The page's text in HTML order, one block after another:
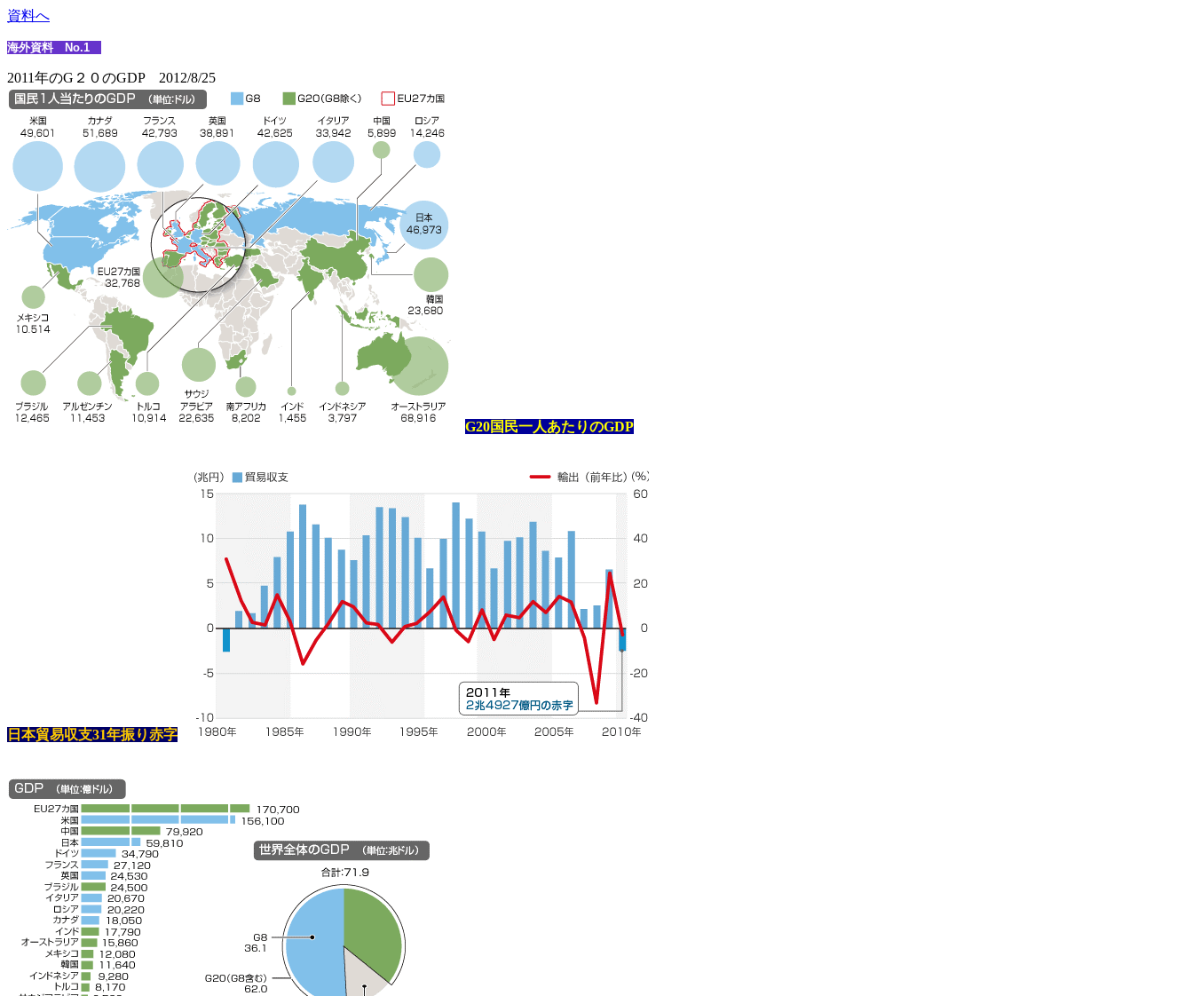
資料へ
海外資料 No.1
2011年のG２０のGDP 2012/8/25
G20国民一人あたりのGDP
日本貿易収支31年振り赤字